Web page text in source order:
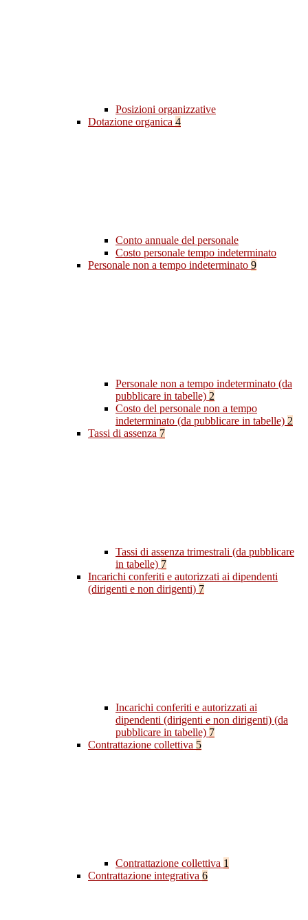
Posizioni organizzative
Dotazione organica 4
Conto annuale del personale
Costo personale tempo indeterminato
Personale non a tempo indeterminato 9
Personale non a tempo indeterminato (da
pubblicare in tabelle) 2
Costo del personale non a tempo
indeterminato (da pubblicare in tabelle) 2
Tassi di assenza 7
Tassi di assenza trimestrali (da pubblicare
in tabelle) 7
Incarichi conferiti e autorizzati ai dipendenti
(dirigenti e non dirigenti) 7
Incarichi conferiti e autorizzati ai
dipendenti (dirigenti e non dirigenti) (da
pubblicare in tabelle) 7
Contrattazione collettiva 5
Contrattazione collettiva 1
Contrattazione integrativa 6